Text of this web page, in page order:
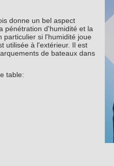
donne un bel aspect
pénétration d'humidité et la
particulier si l'humidité joue
utilisée à l'extérieur. Il est
de bateaux dans
table: